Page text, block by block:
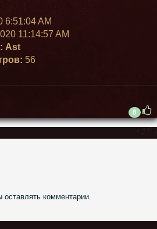
6:51:04 AM
11:14:57 AM
Ast
56
6
оставлять комментарии.